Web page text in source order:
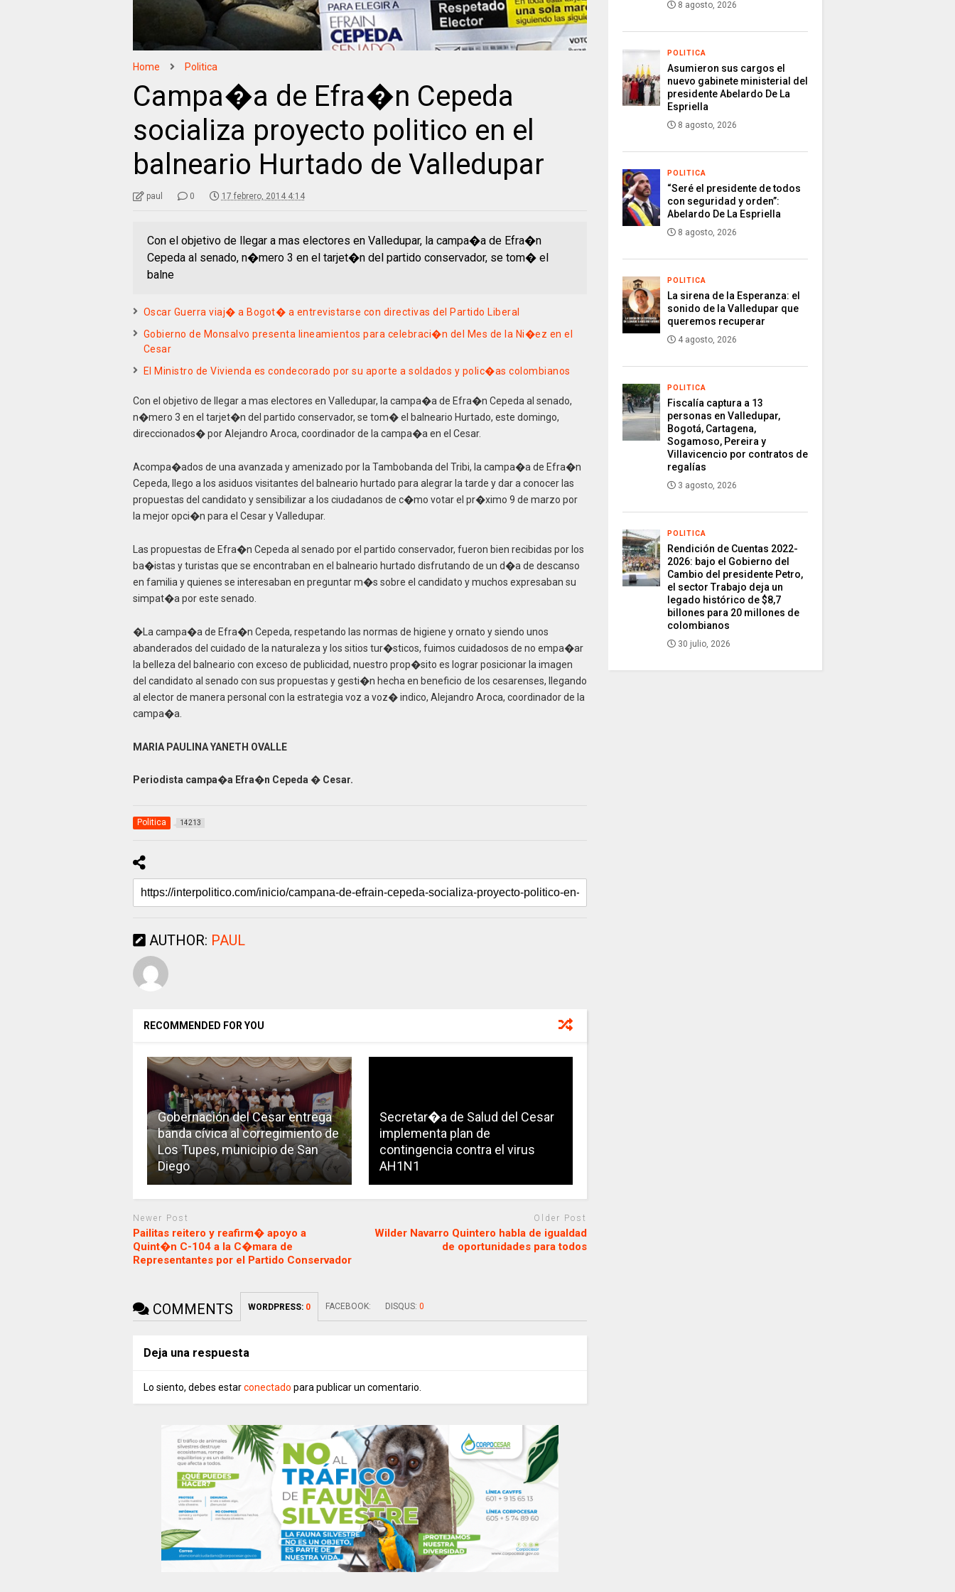
Home Politica
Campa�a de Efra�n Cepeda
socializa proyecto politico en el
balneario Hurtado de Valledupar
paul 0 17 febrero, 2014 4:14
Con el objetivo de llegar a mas electores en Valledupar, la campa�a de Efra�n
Cepeda al senado, n�mero 3 en el tarjet�n del partido conservador, se tom� el
balne
Oscar Guerra viaj� a Bogot� a entrevistarse con directivas del Partido Liberal
Gobierno de Monsalvo presenta lineamientos para celebraci�n del Mes de la Ni�ez en el
Cesar
El Ministro de Vivienda es condecorado por su aporte a soldados y polic�as colombianos
Con el objetivo de llegar a mas electores en Valledupar, la campa�a de Efra�n Cepeda al senado,
n�mero 3 en el tarjet�n del partido conservador, se tom� el balneario Hurtado, este domingo,
direccionados� por Alejandro Aroca, coordinador de la campa�a en el Cesar.
Acompa�ados de una avanzada y amenizado por la Tambobanda del Tribi, la campa�a de Efra�n
Cepeda, llego a los asiduos visitantes del balneario hurtado para alegrar la tarde y dar a conocer las
propuestas del candidato y sensibilizar a los ciudadanos de c�mo votar el pr�ximo 9 de marzo por
la mejor opci�n para el Cesar y Valledupar.
Las propuestas de Efra�n Cepeda al senado por el partido conservador, fueron bien recibidas por los
ba�istas y turistas que se encontraban en el balneario hurtado disfrutando de un d�a de descanso
en familia y quienes se interesaban en preguntar m�s sobre el candidato y muchos expresaban su
simpat�a por este senado.
�La campa�a de Efra�n Cepeda, respetando las normas de higiene y ornato y siendo unos
abanderados del cuidado de la naturaleza y los sitios tur�sticos, fuimos cuidadosos de no empa�ar
la belleza del balneario con exceso de publicidad, nuestro prop�sito es lograr posicionar la imagen
del candidato al senado con sus propuestas y gesti�n hecha en beneficio de los cesarenses, llegando
al elector de manera personal con la estrategia voz a voz� indico, Alejandro Aroca, coordinador de la
campa�a.
MARIA PAULINA YANETH OVALLE
Periodista campa�a Efra�n Cepeda � Cesar.
Politica 14213
AUTHOR: PAUL
RECOMMENDED FOR YOU
Gobernación del Cesar entrega
banda cívica al corregimiento de
Los Tupes, municipio de San
Diego
Secretar�a de Salud del Cesar
implementa plan de
contingencia contra el virus
AH1N1
Newer Post
Pailitas reitero y reafirm� apoyo a
Quint�n C-104 a la C�mara de
Representantes por el Partido Conservador
Older Post
Wilder Navarro Quintero habla de igualdad
de oportunidades para todos
COMMENTS WORDPRESS: 0 FACEBOOK: DISQUS: 0
Deja una respuesta
Lo siento, debes estarconectado para publicar un comentario.
8 agosto, 2026
POLITICA
Asumieron sus cargos el
nuevo gabinete ministerial del
presidente Abelardo De La
Espriella
8 agosto, 2026
POLITICA
“Seré el presidente de todos
con seguridad y orden”:
Abelardo De La Espriella
8 agosto, 2026
POLITICA
La sirena de la Esperanza: el
sonido de la Valledupar que
queremos recuperar
4 agosto, 2026
POLITICA
Fiscalía captura a 13
personas en Valledupar,
Bogotá, Cartagena,
Sogamoso, Pereira y
Villavicencio por contratos de
regalías
3 agosto, 2026
POLITICA
Rendición de Cuentas 2022-
2026: bajo el Gobierno del
Cambio del presidente Petro,
el sector Trabajo deja un
legado histórico de $8,7
billones para 20 millones de
colombianos
30 julio, 2026